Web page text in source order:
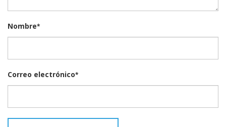
Nombre*
Correo electrónico*